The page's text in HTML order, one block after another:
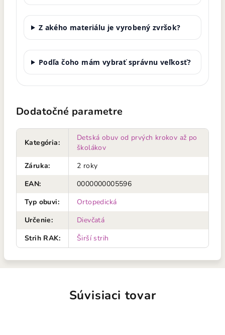
Z akého materiálu je vyrobený zvršok?
Podľa čoho mám vybrať správnu veľkosť?
Dodatočné parametre
Kategória:
Detská obuv od prvých krokov až po
školákov
Záruka:
2 roky
EAN:
0000000005596
Typ obuvi:
Ortopedická
Určenie:
Dievčatá
Strih RAK: Širší strih
Súvisiaci tovar